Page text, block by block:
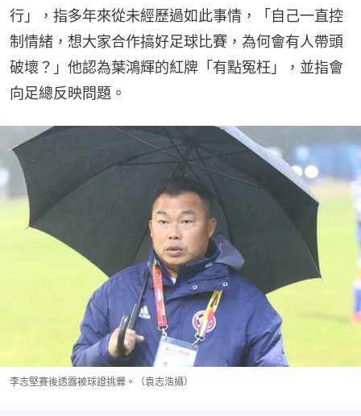
行」，指多年來從未經歷過如此事情，「自己一直控
制情緒，想大家合作搞好足球比賽，為何會有人帶頭
破壞？」他認為葉鴻輝的紅牌「有點冤枉」，並指會
向足總反映問題。
李志堅賽後透露被球證挑釁。（袁志浩攝）